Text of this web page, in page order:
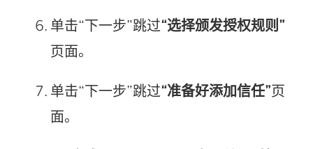
单击“下一步”跳过“选择颁发授权规则”
页面。
单击“下一步”跳过“准备好添加信任”页
面。